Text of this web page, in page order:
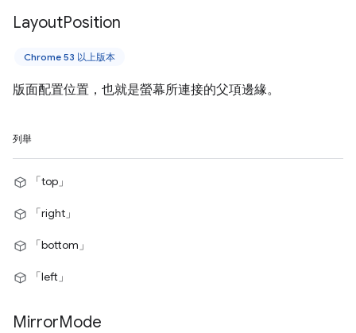
LayoutPosition
Chrome 53 以上版本
版面配置位置，也就是螢幕所連接的父項邊緣。
列舉
「top」
「right」
「bottom」
「left」
MirrorMode